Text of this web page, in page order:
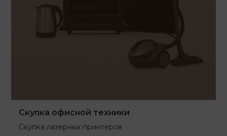
Скупка офисной техники
Скупка лазерных принтеров